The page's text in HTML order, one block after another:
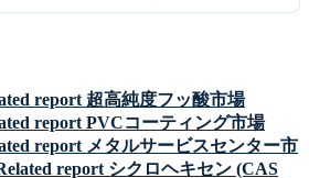
超高純度フッ酸市場
PVCコーティング市場
メタルサービスセンター市
シクロヘキセン (CAS